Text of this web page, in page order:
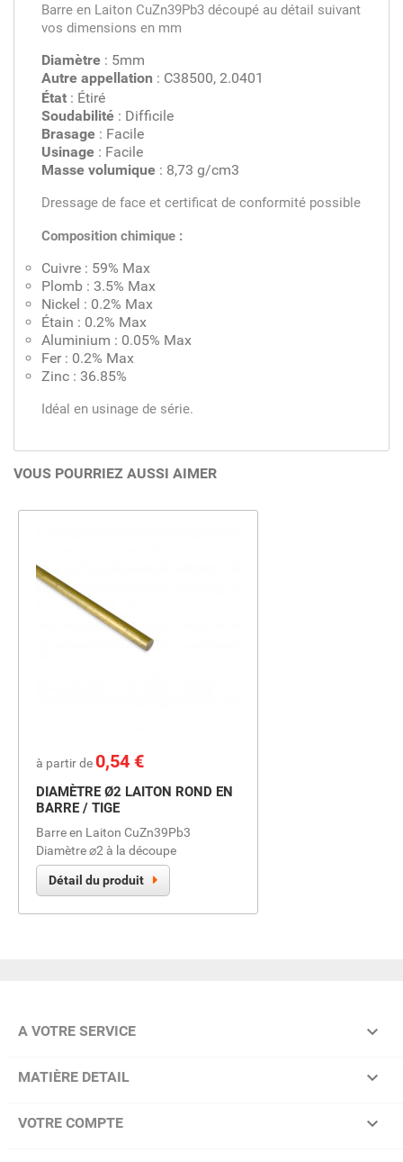
Barre en Laiton CuZn39Pb3 découpé au détail suivant
vos dimensions en mm
Diamètre : 5mm
Autre appellation : C38500, 2.0401
État : Étiré
Soudabilité : Difficile
Brasage : Facile
Usinage : Facile
Masse volumique : 8,73 g/cm3
Dressage de face et certificat de conformité possible
Composition chimique :
Cuivre : 59% Max
Plomb : 3.5% Max
Nickel : 0.2% Max
Étain : 0.2% Max
Aluminium : 0.05% Max
Fer : 0.2% Max
Zinc : 36.85%
Idéal en usinage de série.
VOUS POURRIEZ AUSSI AIMER
à partir de Prix
0,54 €
DIAMÈTRE Ø2 LAITON ROND EN
BARRE / TIGE
Barre en Laiton CuZn39Pb3
Diamètre ⌀2 à la découpe
Détail du produit
A VOTRE SERVICE 
MATIÈRE DETAIL 
VOTRE COMPTE 